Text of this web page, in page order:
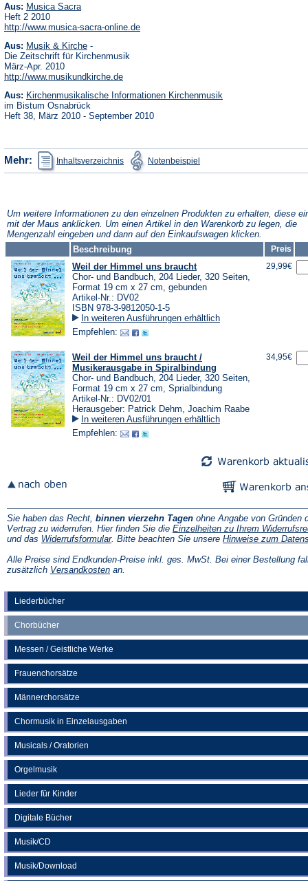
Liederbücher
Chorbücher
Messen / Geistliche Werke
Frauenchorsätze
Männerchorsätze
Chormusik in Einzelausgaben
Musicals / Oratorien
Orgelmusik
Lieder für Kinder
Digitale Bücher
Musik/CD
Musik/Download
Aus: Musica Sacra(Öffnet
einem
neuen
Tab)
Heft 2 2010
http://www.musica-sacra-online.de(Öffnet
Aus: Musik & Kirche(Öffnet
in
neuen
Tab)
-
Die Zeitschrift für Kirchenmusik
März-Apr. 2010
http://www.musikundkirche.de(Öffnet
einem
Tab)
Aus: Kirchenmusikalische Informationen Kirchenmusik
im Bistum Osnabrück
Heft 38, März 2010 - September 2010
Mehr: Inhaltsverzeichnis
(Öffnet
in
einem
Notenbeispiel in
einem
Um weitere Informationen zu den einzelnen Produkten zu erhalten, diese
mit der Maus anklicken. Um einen Artikel in den Warenkorb zu legen, die
Mengenzahl eingeben und dann auf den Einkaufswagen klicken.
Beschreibung
Preis
Weil der Himmel uns braucht
Chor- und Bandbuch, 204 Lieder, 320 Seiten,
Format 19 cm x 27 cm, gebunden
Artikel-Nr.: DV02
ISBN 978-3-9812050-1-5
In weiteren Ausführungen erhältlich
Empfehlen:
29,99€
Weil der Himmel uns braucht /
Musikerausgabe in Spiralbindung
Chor- und Bandbuch, 204 Lieder, 320 Seiten,
Format 19 cm x 27 cm, Sprialbindung
Artikel-Nr.: DV02/01
Herausgeber: Patrick Dehm, Joachim Raabe
In weiteren Ausführungen erhältlich
Empfehlen:
34,95€
Sie haben das Recht, binnen vierzehn Tagen ohne Angabe von Gründen
Vertrag zu widerrufen. Hier finden Sie die Einzelheiten zu Ihrem
und das Widerrufsformular(Öffnet
einem
neuen
. Bitte beachten Sie unsere Hinweise zum
Alle Preise sind Endkunden-Preise inkl. ges. MwSt. Bei einer Bestellung
zusätzlich Versandkosten(Öffnet
an.